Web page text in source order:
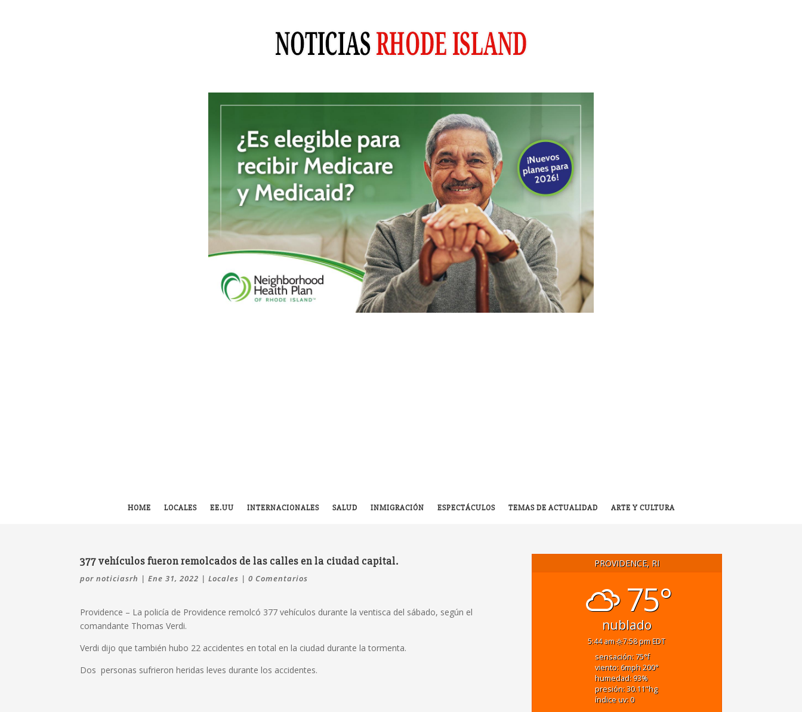
HOME LOCALES EE.UU INTERNACIONALES SALUD INMIGRACIÓN ESPECTÁCULOS TEMAS DE ACTUALIDAD ARTE Y CULTURA
377 vehículos fueron remolcados de las calles en la ciudad capital.
pornoticiasrh |Ene 31, 2022 |Locales |0 Comentarios
Providence – La policía de Providence remolcó 377 vehículos durante la ventisca del sábado, según el
comandante Thomas Verdi.
Verdi dijo que también hubo 22 accidentes en total en la ciudad durante la tormenta.
Dos personas sufrieron heridas leves durante los accidentes.
PROVIDENCE, RI
75°
nublado
5:44 am 7:58 pm EDT
sensación: 75°f
viento: 6mph200°
humedad: 93%
presión: 30.11"hg
índice uv: 0